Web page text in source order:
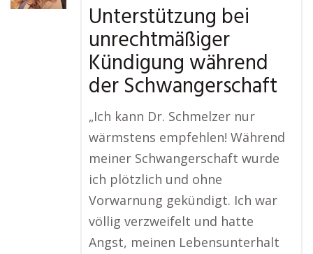
Unterstützung bei
unrechtmäßiger
Kündigung während
der Schwangerschaft
„Ich kann Dr. Schmelzer nur
wärmstens empfehlen! Während
meiner Schwangerschaft wurde
ich plötzlich und ohne
Vorwarnung gekündigt. Ich war
völlig verzweifelt und hatte
Angst, meinen Lebensunterhalt